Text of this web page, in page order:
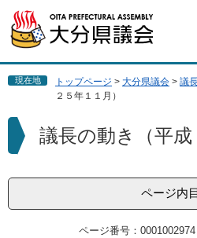
ジ
先
す
ュ
を
し
本
現在地 トップページ > 大分県議会 > 議
２５年１１月）
本
議長の動き（平成
ページ内
ページ番号：0001002974